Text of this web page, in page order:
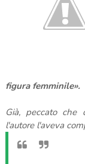
figura femminile».
Già, peccato
l'autore l'aveva